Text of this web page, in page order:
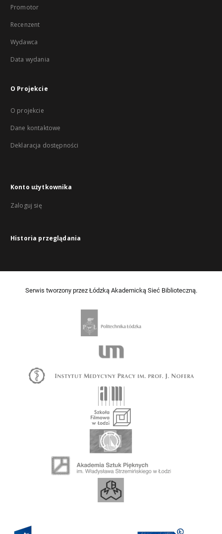
Promotor
Recenzent
Wydawca
Data wydania
O Projekcie
O projekcie
Dane kontaktowe
Deklaracja dostępności
Konto użytkownika
Zaloguj się
Historia przeglądania
Serwis tworzony przez Łódzką Akademicką Sieć Biblioteczną.